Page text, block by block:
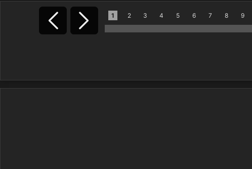
1 2 3 4 5 6 7 8 9